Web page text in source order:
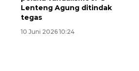
Lenteng Agung ditindak
tegas
10 Juni 2026 10:24